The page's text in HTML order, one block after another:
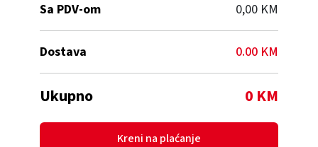
Sa PDV-om 0,00 KM
Dostava 0.00 KM
Ukupno 0 KM
Kreni na plaćanje